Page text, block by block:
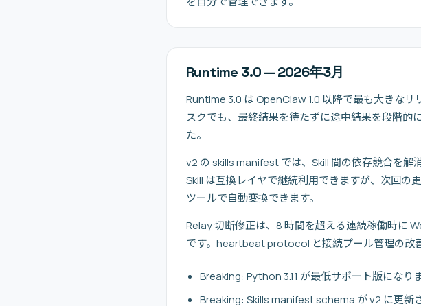
Runtime 3.0 — 2026年3月
Runtime 3.0 は OpenClaw 1.0 以降で最も大きな
スクでも、最終結果を待たずに途中結果を段階的
た。
v2 の skills manifest では、Skill 間の依存競合を
Skill は互換レイヤで継続利用できますが、次回の
ツールで自動変換できます。
Relay 切断修正は、8 時間を超える連続稼働時に
です。heartbeat protocol と接続プール管理の改
Breaking: Python 3.11 が最低サポート版になり
Breaking: Skills manifest schema が v2 に更新